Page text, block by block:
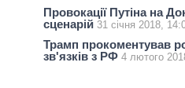
Провокації Путіна на
сценарій 31 січня 2018,
Трамп прокоментував
зв'язків з РФ 4 лютого